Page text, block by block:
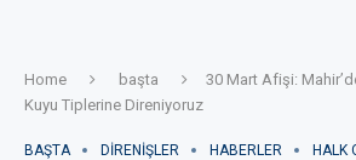
Home başta
30 Mart Afişi:
Kuyu Tiplerine Direniyoruz
BAŞTA DIRENIŞLER HABERLER HALK